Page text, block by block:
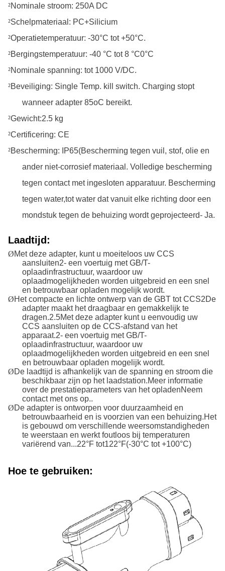
²Nominale stroom: 250A DC
²Schelpmateriaal: PC+Silicium
²Operatietemperatuur: -30°C tot +50°C.
²Bergingstemperatuur: -40 °C tot 8 °C0°C
²Nominale spanning: tot 1000 V/DC.
²Beveiliging: Single Temp. kill switch. Charging stopt
wanneer adapter 85oC bereikt.
²Gewicht:2.5 kg
²Certificering: CE
²Bescherming: IP65(Bescherming tegen vuil, stof, olie en
ander niet-corrosief materiaal. Volledige bescherming
tegen contact met ingesloten apparatuur. Bescherming
tegen water,tot water dat vanuit elke richting door een
mondstuk tegen de behuizing wordt geprojecteerd- Ja.
Laadtijd:
ØMet deze adapter, kunt u moeiteloos uw CCS
aansluiten2- een voertuig met GB/T-
oplaadinfrastructuur, waardoor uw
oplaadmogelijkheden worden uitgebreid en een snel
en betrouwbaar opladen mogelijk wordt.
ØHet compacte en lichte ontwerp van de GBT tot CCS2De
adapter maakt het draagbaar en gemakkelijk te
dragen.2.5Met deze adapter kunt u eenvoudig uw
CCS aansluiten op de CCS-afstand van het
apparaat.2- een voertuig met GB/T-
oplaadinfrastructuur, waardoor uw
oplaadmogelijkheden worden uitgebreid en een snel
en betrouwbaar opladen mogelijk wordt.
ØDe laadtijd is afhankelijk van de spanning en stroom die
beschikbaar zijn op het laadstation.Meer informatie
over de prestatieparameters van het opladenNeem
contact met ons op..
ØDe adapter is ontworpen voor duurzaamheid en
betrouwbaarheid en is voorzien van een behuizing.Het
is gebouwd om verschillende weersomstandigheden
te weerstaan en werkt foutloos bij temperaturen
variërend van...22°F tot122°F(-30°C tot +100°C)
Hoe te gebruiken: